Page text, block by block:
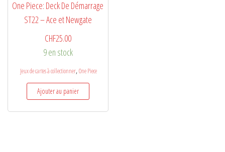
One Piece: Deck De Démarrage
ST22 – Ace et Newgate
CHF25.00
9 en stock
Jeux de cartes à collectionner,One Piece
Ajouter au panier